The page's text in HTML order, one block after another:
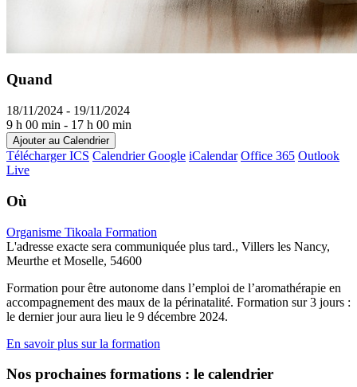
Quand
18/11/2024 - 19/11/2024
9 h 00 min - 17 h 00 min
Ajouter au Calendrier
Télécharger ICS Calendrier Google iCalendar Office 365 Outlook
Live
Où
Organisme Tikoala Formation
L'adresse exacte sera communiquée plus tard., Villers les Nancy,
Meurthe et Moselle, 54600
Formation pour être autonome dans l’emploi de l’aromathérapie en
accompagnement des maux de la périnatalité. Formation sur 3 jours :
le dernier jour aura lieu le 9 décembre 2024.
En savoir plus sur la formation
Nos prochaines formations : le calendrier